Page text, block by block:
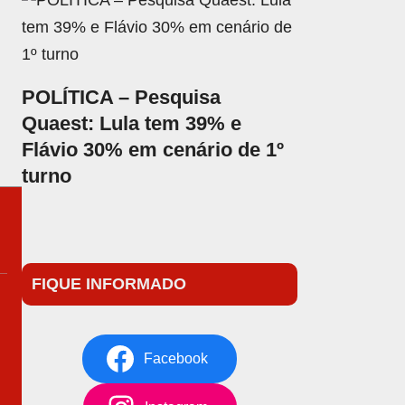
POLÍTICA – Pesquisa
Quaest: Lula tem 39% e
Flávio 30% em cenário de 1º
turno
FIQUE INFORMADO
Facebook